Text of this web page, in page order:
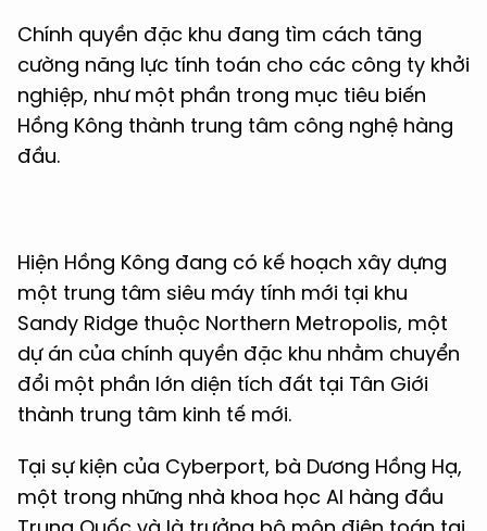
Chính quyền đặc khu đang tìm cách tăng
cường năng lực tính toán cho các công ty khởi
nghiệp, như một phần trong mục tiêu biến
Hồng Kông thành trung tâm công nghệ hàng
đầu.
Hiện Hồng Kông đang có kế hoạch xây dựng
một trung tâm siêu máy tính mới tại khu
Sandy Ridge thuộc Northern Metropolis, một
dự án của chính quyền đặc khu nhằm chuyển
đổi một phần lớn diện tích đất tại Tân Giới
thành trung tâm kinh tế mới.
Tại sự kiện của Cyberport, bà Dương Hồng Hạ,
một trong những nhà khoa học AI hàng đầu